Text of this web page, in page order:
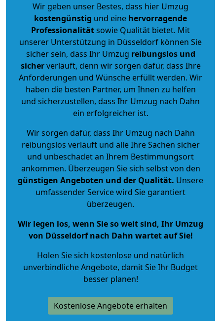
Wir geben unser Bestes, dass hier Umzug
kostengünstig und eine hervorragende
Professionalitätsowie Qualität bietet. Mit
unserer Unterstützung in Düsseldorf können Sie
sicher sein, dass Ihr Umzug reibungslos und
sicherverläuft, denn wir sorgen dafür, dass Ihre
Anforderungen und Wünsche erfüllt werden. Wir
haben die besten Partner, um Ihnen zu helfen
und sicherzustellen, dass Ihr Umzug nach Dahn
ein erfolgreicher ist.
Wir sorgen dafür, dass Ihr Umzug nach Dahn
reibungslos verläuft und alle Ihre Sachen sicher
und unbeschadet an Ihrem Bestimmungsort
ankommen. Überzeugen Sie sich selbst von den
günstigen Angeboten und der Qualität. Unsere
umfassender Service wird Sie garantiert
überzeugen.
Wir legen los, wenn Sie so weit sind, Ihr Umzug
von Düsseldorf nach Dahn wartet auf Sie!
Holen Sie sich kostenlose und natürlich
unverbindliche Angebote, damit Sie Ihr Budget
besser planen!
Kostenlose Angebote erhalten